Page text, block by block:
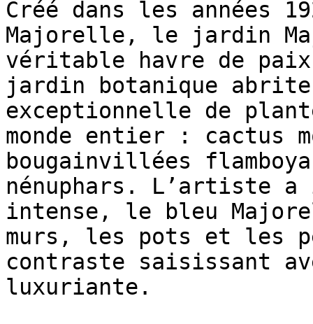
Créé dans les années
Majorelle, le jardin
véritable havre de
jardin botanique
exceptionnelle de
monde entier : cactus
bougainvillées
nénuphars. L’artiste a
intense, le bleu
murs, les pots et les
contraste saisissant
luxuriante.